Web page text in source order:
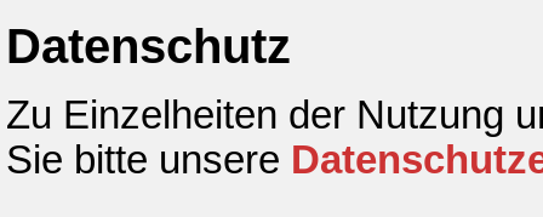
Datenschutz
Zu Einzelheiten der Nutzung
Sie bitte unsere